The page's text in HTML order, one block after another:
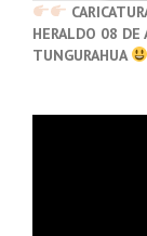
HERALDO 08
TUNGURAHUA